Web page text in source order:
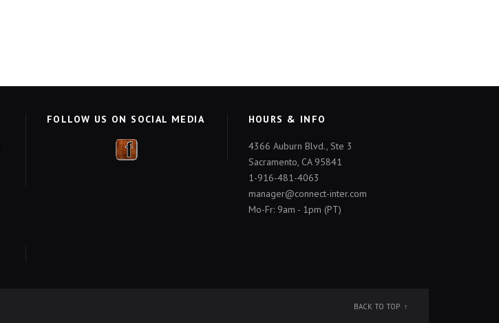
FOLLOW US ON SOCIAL MEDIA HOURS & INFO
4366 Auburn Blvd., Ste 3
Sacramento, CA 95841
1-916-481-4063
manager@connect-inter.com
Mo-Fr: 9am - 1pm (PT)
BACK TO TOP